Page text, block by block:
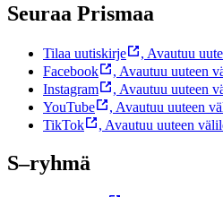
Seuraa Prismaa
Tilaa uutiskirje , Avautuu
Facebook
, Avautuu uuteen
Instagram
, Avautuu uuteen
YouTube
, Avautuu uuteen
TikTok
, Avautuu uuteen
S–ryhmä